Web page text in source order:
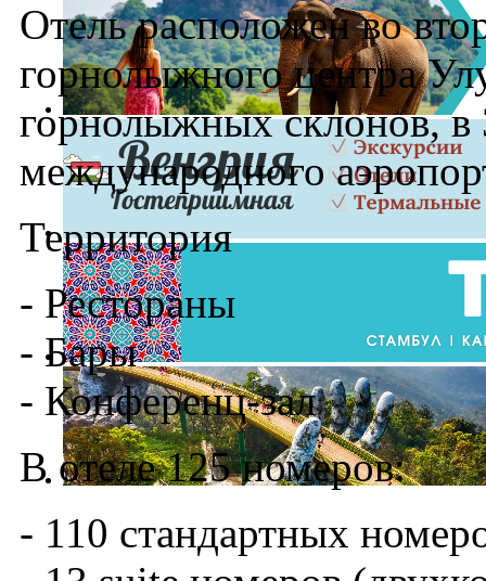
Отель расположен во
горнолыжного центра
горнолыжных склонов, в
международного
Территория
- Рестораны
- Бары
- Конференц-зал
В отеле 125 номеров:
- 110 стандартных